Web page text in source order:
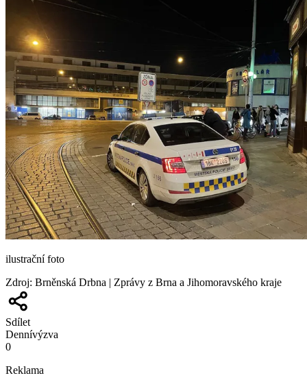
ilustrační foto
Zdroj: Brněnská Drbna | Zprávy z Brna a Jihomoravského kraje
Sdílet
Dennívýzva
0
Reklama